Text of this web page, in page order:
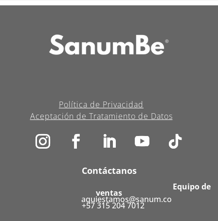
Política de Privacidad
Aceptación de Tratamiento de Datos
Contáctanos
Equipo de
ventas
aquiestamos@sanum.co
+57 315 204 7012